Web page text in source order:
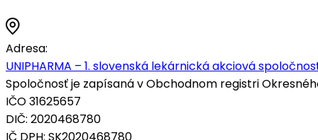
Adresa:
UNIPHARMA – 1. slovenská lekárnická akciová
Spoločnosť je zapísaná v Obchodnom registri
IČO 31625657
DIČ: 2020468780
IČ DPH: SK2020468780